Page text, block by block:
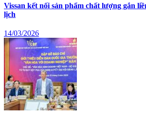
Vissan kết nối sản phẩm chất lượng gắn
lịch
14/03/2026